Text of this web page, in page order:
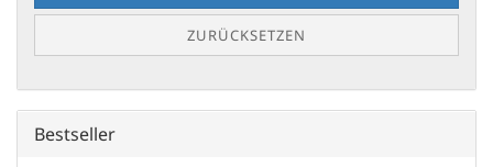
ZURÜCKSETZEN
Bestseller